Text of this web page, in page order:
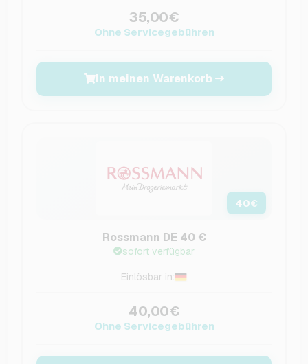
35,00€
Ohne Servicegebühren
In meinen Warenkorb
40€
Rossmann DE 40 €
sofort verfügbar
Einlösbar in:
40,00€
Ohne Servicegebühren